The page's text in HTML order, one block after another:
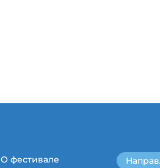
О фестивале